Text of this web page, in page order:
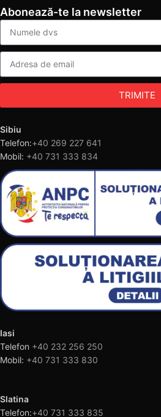
Abonează-te la newsletter
TRIMITE
Sibiu
Telefon:+40 269 227 641
Mobil: +40 731 333 834
Iasi
Telefon +40 232 256 250
Mobil: +40 731 333 830
Slatina
Telefon:+40 731 333 835